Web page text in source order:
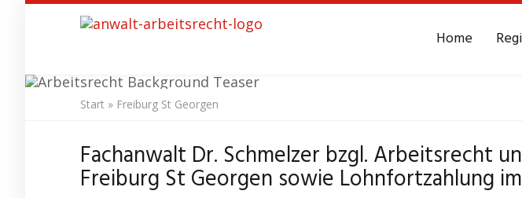
content
Home
Anwalt Arbeitsrecht
Start » Freiburg St Georgen
Fachanwalt Dr. Schmelzer bzgl. Arbeitsrecht
Freiburg St Georgen sowie Lohnfortzahlung